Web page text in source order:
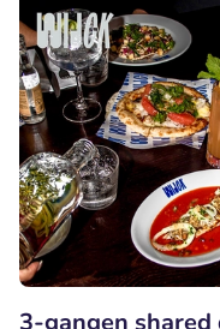
3-gangen